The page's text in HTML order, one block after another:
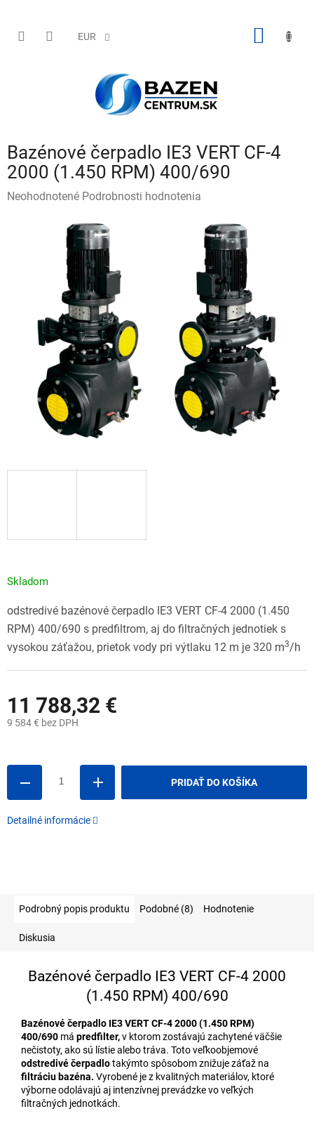
obsah
EUR
Bazénové čerpadlo IE3 VERT CF-4
2000 (1.450 RPM) 400/690
Priemerné
hviezdičiek.
Neohodnotené Podrobnosti hodnotenia
11 788,32 €
9 584 € bez DPH
Skladom
PRIDAŤ DO KOŠÍKA
odstredivé bazénové čerpadlo IE3 VERT CF-4 2000 (1.450
RPM) 400/690 s predfiltrom, aj do filtračných jednotiek s
vysokou záťažou, prietok vody pri výtlaku 12 m je 320 m3/h
Detailné informácie
Podrobný popis produktu Podobné (8) Hodnotenie
Diskusia
Bazénové čerpadlo IE3 VERT CF-4 2000
(1.450 RPM) 400/690
Bazénové čerpadlo IE3 VERT CF-4 2000 (1.450 RPM)
400/690 má predfilter,v ktorom zostávajú zachytené väčšie
nečistoty, ako sú lístie alebo tráva. Toto veľkoobjemové
odstredivé čerpadlotakýmto spôsobom znižuje záťaž na
filtráciu bazéna. Vyrobené je z kvalitných materiálov, ktoré
výborne odolávajú aj intenzívnej prevádzke vo veľkých
filtračných jednotkách.